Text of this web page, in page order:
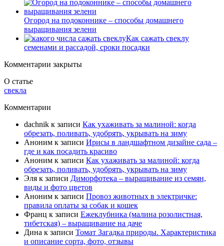
Огород на подоконнике – способы домашнего
выращивания зелени
Как сажать свеклу
семенами и рассадой, сроки посадки
Комментарии закрыты
О статье
свекла
Комментарии
dachnik к записи Как ухаживать за малиной: когда
обрезать, поливать, удобрять, укрывать на зиму
Аноним к записи Ирисы в ландшафтном дизайне сада –
где и как посадить красиво
Аноним к записи Как ухаживать за малиной: когда
обрезать, поливать, удобрять, укрывать на зиму
Эля к записи Диморфотека – выращивание из семян,
виды и фото цветов
Аноним к записи Провоз животных в электричке:
правила оплаты за собак и кошек
Франц к записи Ежеклубника (малина розолистная,
тибетская) – выращивание на даче
Дина к записи Томат Загадка природы. Характеристика
и описание сорта, фото, отзывы